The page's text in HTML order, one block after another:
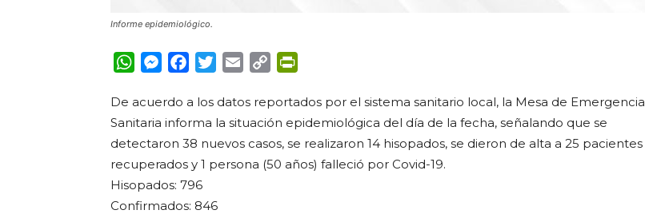
Informe epidemiológico.
WhatsApp
Messenger
FacebookTwitterEmail Copy
De acuerdo a los datos reportados por el sistema sanitario local, la Mesa de Emergencia
Sanitaria informa la situación epidemiológica del día de la fecha, señalando que se
detectaron 38 nuevos casos, se realizaron 14 hisopados, se dieron de alta a 25 pacientes
recuperados y 1 persona (50 años) falleció por Covid-19.
Hisopados: 796
Confirmados: 846